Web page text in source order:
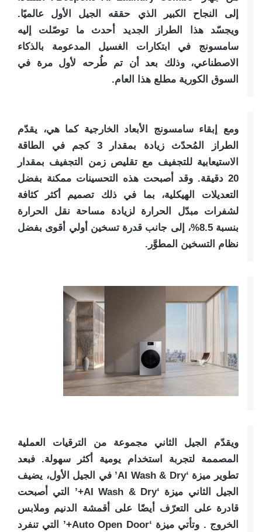
إلى النجاح الكبير الذي حققه الجيل الأول عالميًا.
ويجسّد هذا الطراز الجديد أحدث ما توصّلت إليه
سامسونج في ابتكارات الغسيل المدعومة بالذكاء
الاصطناعي، وذلك بعد أن تم طُرحه لأول مرة في
السوق الكورية مطلع هذا العام.
ومع إبقاء سامسونج الأبعاد الخارجية كما هي، يقدّم
الطراز المُحدّث زيادة بمقدار 3 كجم في الطاقة
الاستيعابية للتجفيف مع تقليص زمن التجفيف بمقدار
20 دقيقة. وقد أصبحت هذه التحسينات ممكنة بفضل
التعديلات الهيكلية، بما في ذلك تصميم أكثر كثافة
لشفرات مبدّل الحرارة لزيادة مساحة نقل الحرارة
بنسبة 8.5%، إلى جانب قدرة تسخين أولي أقوى بفضل
نظام التسخين المطوَّر.
ويقدّم الجيل الثاني مجموعة من الترقيات العملية
المصممة لتجربة استخدام يومية أكثر سهولة. فبعد
تطوير ميزة ‘AI Wash & Dry’ في الجيل الأول، يضيف
الجيل الثاني ميزة ‘AI Wash & Dry+’ التي أصبحت
قادرة على التعرّف أيضًا على أقمشة الدنيم وملابس
الخروج . وتأتي ميزة ‘Auto Open Door+’ التي تنفرد